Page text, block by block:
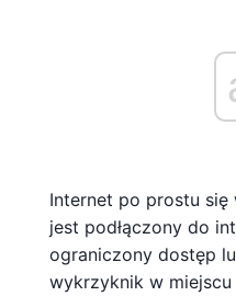
Internet po prostu się
jest podłączony do
ograniczony dostęp
wykrzyknik w